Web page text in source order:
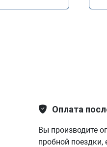
Оплата
Вы производите
пробной поездки,